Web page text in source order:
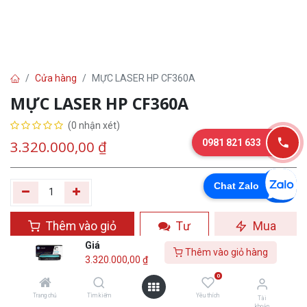
Giá
3.320.000,00 ₫
Thêm vào giỏ hàng
Trang chủ Tìm kiếm
0
Yêu thích
Tài
Cửa hàng MỰC LASER HP CF360A
MỰC LASER HP CF360A
(0 nhận xét)
3.320.000,00 ₫
Thêm vào giỏ
hàng
Tư
Mua
Chat Zalo
0981 821 633